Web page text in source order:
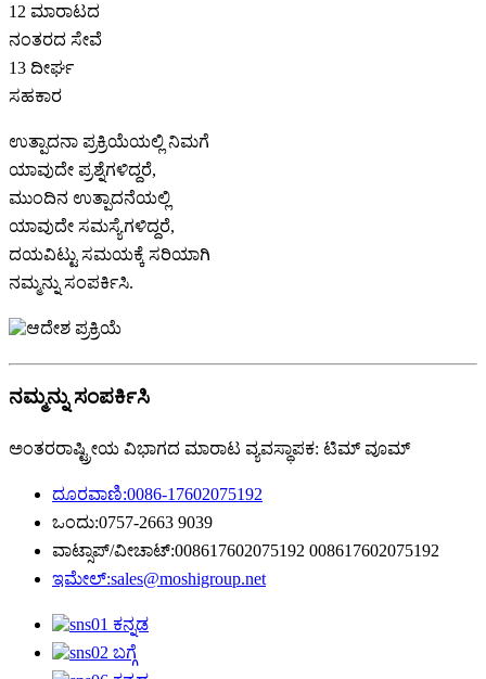
12 ಮಾರಾಟದ
ನಂತರದ ಸೇವೆ
13 ದೀರ್ಘ
ಸಹಕಾರ
ಉತ್ಪಾದನಾ ಪ್ರಕ್ರಿಯೆಯಲ್ಲಿ ನಿಮಗೆ
ಯಾವುದೇ ಪ್ರಶ್ನೆಗಳಿದ್ದರೆ,
ಮುಂದಿನ ಉತ್ಪಾದನೆಯಲ್ಲಿ
ಯಾವುದೇ ಸಮಸ್ಯೆಗಳಿದ್ದರೆ,
ದಯವಿಟ್ಟು ಸಮಯಕ್ಕೆ ಸರಿಯಾಗಿ
ನಮ್ಮನ್ನು ಸಂಪರ್ಕಿಸಿ.
ನಮ್ಮನ್ನು ಸಂಪರ್ಕಿಸಿ
ಅಂತರರಾಷ್ಟ್ರೀಯ ವಿಭಾಗದ ಮಾರಾಟ ವ್ಯವಸ್ಥಾಪಕ: ಟಿಮ್ ವೂಮ್
ದೂರವಾಣಿ:0086-17602075192
ಒಂದು:0757-2663 9039
ವಾಟ್ಸಾಪ್/ವೀಚಾಟ್:008617602075192 008617602075192
ಇಮೇಲ್:sales@moshigroup.net